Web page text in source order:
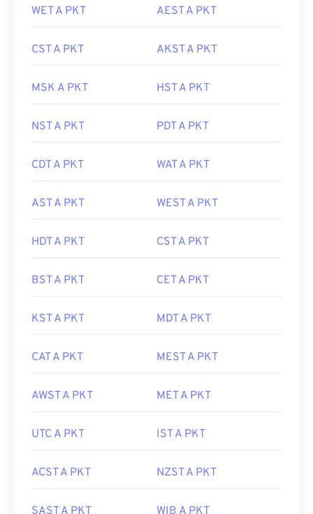
WET A PKT AEST A PKT
CST A PKT AKST A PKT
MSK A PKT HST A PKT
NST A PKT PDT A PKT
CDT A PKT WAT A PKT
AST A PKT WEST A PKT
HDT A PKT CST A PKT
BST A PKT CET A PKT
KST A PKT MDT A PKT
CAT A PKT MEST A PKT
AWST A PKT MET A PKT
UTC A PKT IST A PKT
ACST A PKT NZST A PKT
SAST A PKT WIB A PKT